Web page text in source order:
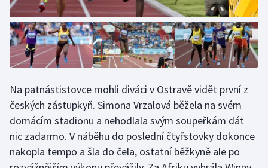
Na patnástistovce mohli diváci v Ostravě vidět první z
českých zástupkyň. Simona Vrzalová běžela na svém
domácím stadionu a nehodlala svým soupeřkám dát
nic zadarmo. V náběhu do poslední čtyřstovky dokonce
nakopla tempo a šla do čela, ostatní běžkyně ale po